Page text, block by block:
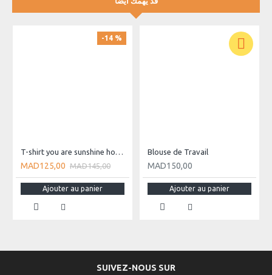
-14 %
T-shirt you are sunshine homme
MAD125,00 MAD145,00
Ajouter au panier
Blouse de Travail
MAD150,00
Ajouter au panier
SUIVEZ-NOUS SUR